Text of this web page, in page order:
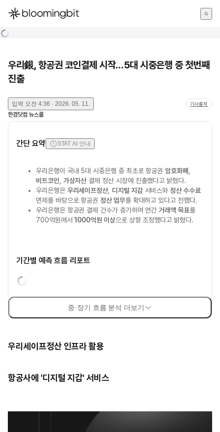
한국어
우리銀, 항공권 코인결제 시작…5대 시중은행 중 첫번째
진출
입력 오전 4:36 · 2026. 05. 11. 기사출처
한경닷컴 뉴스룸
간단 요약 STAT AI 안내
우리은행이 국내 5대 시중은행 중 최초로 항공권암호화폐
비트코인 가상자산결제 정산 시장에 진출했다고 밝혔다.
우리은행은 우리세이프정산, 디지털 지갑서비스와정산 수수료
면제를 바탕으로 항공권정산 업무를 확대하고 있다고 전했다.
우리은행은 항공권 결제 건수가 증가하며 연간거래액 목표를
700억원에서1000억원 이상으로 상향 조정했다고 밝혔다.
기간별 예측 흐름 리포트
중·장기 흐름 분석 더보기
우리세이프정산 인프라 활용
항공사에 '디지털 지갑' 서비스